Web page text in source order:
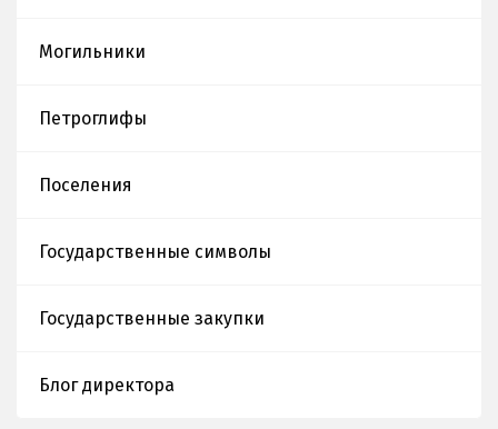
дара жолы»
Могильники
Петроглифы
Поселения
Государственные символы
Государственные закупки
Блог директора